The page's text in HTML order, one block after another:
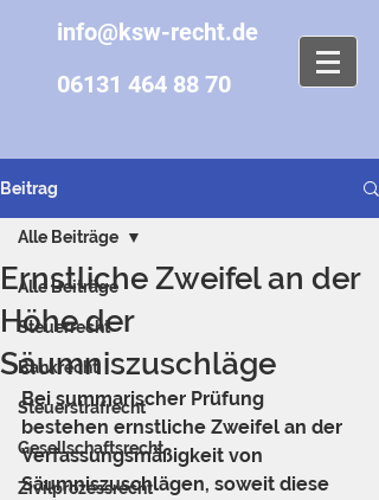
info@ksw-recht.de
06131 464 88 70
Beitrag
Alle Beiträge
Steuerrecht
Bankrecht
Steuerstrafrecht
Gesellschaftsrecht
Zivilprozessrecht
Alle Beiträge
Ernstliche Zweifel an der
Höhe der
Säumniszuschläge
Bei summarischer Prüfung
bestehen ernstliche Zweifel an der
Verfassungsmäßigkeit von
Säumniszuschlägen, soweit diese